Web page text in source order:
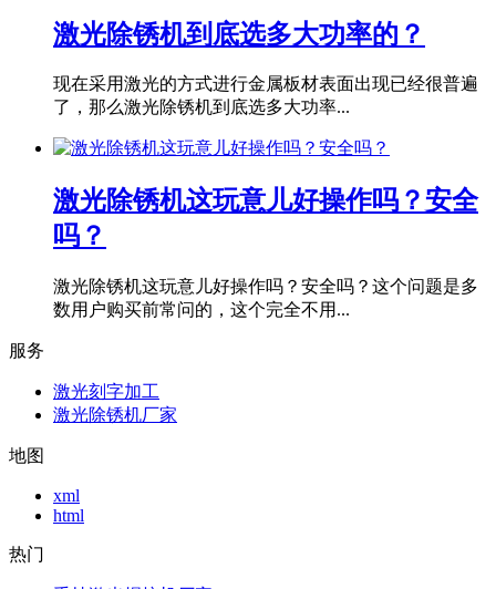
激光除锈机到底选多大功率的？
现在采用激光的方式进行金属板材表面出现已经很普遍
了，那么激光除锈机到底选多大功率...
激光除锈机这玩意儿好操作吗？安全
吗？
激光除锈机这玩意儿好操作吗？安全吗？这个问题是多
数用户购买前常问的，这个完全不用...
服务
激光刻字加工
激光除锈机厂家
地图
xml
html
热门